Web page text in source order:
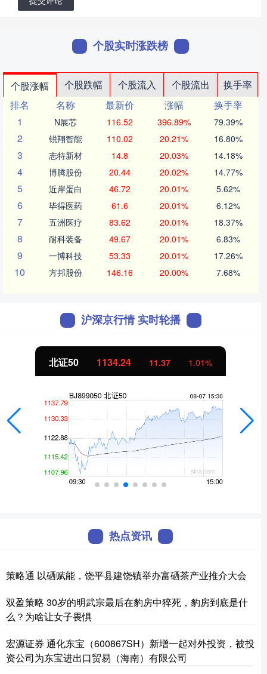
个股实时涨跌榜
个股涨幅 个股跌幅 个股流入 个股流出
换手率
排名
名称 最新价 涨幅
换手率
1
N展芯 116.52 396.89% 79.39%
2 锐翔智能 110.02 20.21% 16.80%
3 志特新材 14.8 20.03% 14.18%
4 博腾股份 20.44 20.02% 14.77%
5 近岸蛋白 46.72 20.01% 5.62%
6 毕得医药 61.6 20.01% 6.12%
7 五洲医疗 83.62 20.01% 18.37%
8 耐科装备 49.67 20.01% 6.83%
9 一博科技 53.33 20.01% 17.26%
10 方邦股份 146.16 20.00% 7.68%
沪深京行情 实时轮播
北证50 1134.24 11.37 1.01%
热点资讯
策略通 以硒赋能，饶平县建饶镇举办富硒茶产业推介大会
双盈策略 30岁的明武宗最后在豹房中猝死，豹房到底是什
么？为啥让女子畏惧
宏源证券 通化东宝（600867SH）新增一起对外投资，被投
资公司为东宝进出口贸易（海南）有限公司